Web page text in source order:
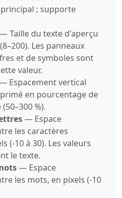
; supporte
— Taille du texte d'aperçu
Les panneaux
et de symboles sont
valeur.
Espacement vertical
en pourcentage de
%).
— Espace
les caractères
(-10 à 30). Les valeurs
le texte.
— Espace
les mots, en pixels (-10